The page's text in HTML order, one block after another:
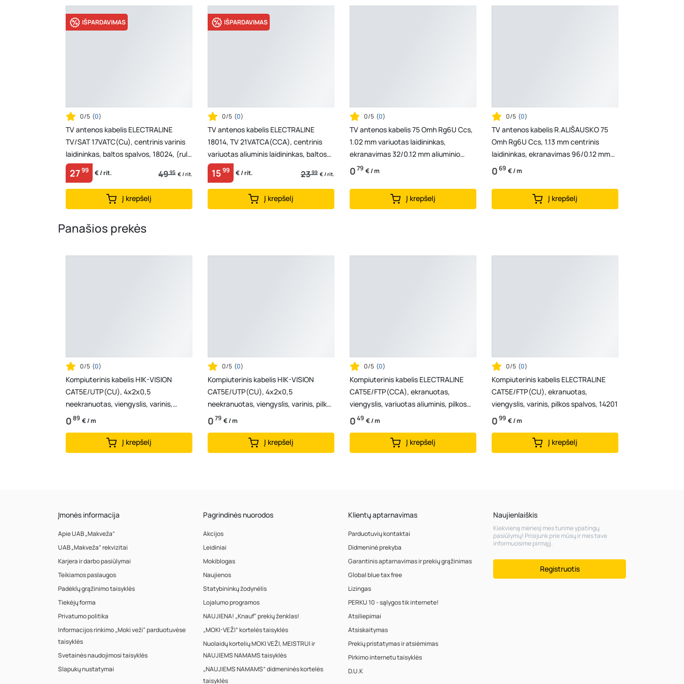
IŠPARDAVIMAS
0/5 (0)
TV antenos kabelis ELECTRALINE
TV/SAT 17VATC(Cu), centrinis varinis
laidininkas, baltos spalvos, 18024, (rul
100m)
2799 € / rit. 4995 € / rit.
Į krepšelį
IŠPARDAVIMAS
0/5 (0)
TV antenos kabelis ELECTRALINE
18014, TV 21VATCA(CCA), centrinis
variuotas aliuminis laidininkas, baltos
spalvos, (rul 1...
1599 € / rit. 2399 € / rit.
Į krepšelį
0/5 (0)
TV antenos kabelis 75 Omh Rg6U Ccs,
1.02 mm variuotas laidininkas,
ekranavimas 32/0.12 mm aliuminio
pynė ir folija, 6.5 ...
079 € / m
Į krepšelį
0/5 (0)
TV antenos kabelis R.ALIŠAUSKO 75
Omh Rg6U Ccs, 1.13 mm centrinis
laidininkas, ekranavimas 96/0.12 mm
al. pynė ir folija...
069 € / m
Į krepšelį
Panašios prekės
0/5 (0)
Kompiuterinis kabelis HIK-VISION
CAT5E/UTP(CU), 4x2x0,5
neekranuotas, viengyslis, varinis,
juodos spalvos, lauko sąlygom...
089 € / m
Į krepšelį
0/5 (0)
Kompiuterinis kabelis HIK-VISION
CAT5E/UTP(CU), 4x2x0,5
neekranuotas, viengyslis, varinis, pilkos
spalvos
079 € / m
Į krepšelį
0/5 (0)
Kompiuterinis kabelis ELECTRALINE
CAT5E/FTP(CCA), ekranuotas,
viengyslis, variuotas aliuminis, pilkos
spalvos, 14202
049 € / m
Į krepšelį
0/5 (0)
Kompiuterinis kabelis ELECTRALINE
CAT5E/FTP(CU), ekranuotas,
viengyslis, varinis, pilkos spalvos, 14201
099 € / m
Į krepšelį
Įmonės informacija
Apie UAB „Makveža”
UAB „Makveža” rekvizitai
Karjera ir darbo pasiūlymai
Teikiamos paslaugos
Padėklų grąžinimo taisyklės
Tiekėjų forma
Privatumo politika
Informacijos rinkimo „Moki veži“ parduotuvėse
taisyklės
Svetainės naudojimosi taisyklės
Slapukų nustatymai
Pagrindinės nuorodos
Akcijos
Leidiniai
Mokiblogas
Naujienos
Statybininkų žodynėlis
Lojalumo programos
NAUJIENA! „Knauf“ prekių ženklas!
„MOKI-VEŽI” kortelės taisyklės
Nuolaidų kortelių MOKI VEŽI, MEISTRUI ir
NAUJIEMS NAMAMS taisyklės
„NAUJIEMS NAMAMS” didmeninės kortelės
taisyklės
Klientų aptarnavimas
Parduotuvių kontaktai
Didmeninė prekyba
Garantinis aptarnavimas ir prekių grąžinimas
Global blue tax free
Lizingas
PERKU 10 - sąlygos tik internete!
Atsiliepimai
Atsiskaitymas
Prekių pristatymas ir atsiėmimas
Pirkimo internetu taisyklės
D.U.K
Naujienlaiškis
Kiekvieną mėnesį mes turime ypatingų
pasiūlymų! Prisijunk prie mūsų ir mes tave
informuosime pirmąjį.
Registruotis